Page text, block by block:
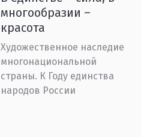
многообразии –
красота
Художественное наследие
многонациональной
страны. К Году единства
народов России